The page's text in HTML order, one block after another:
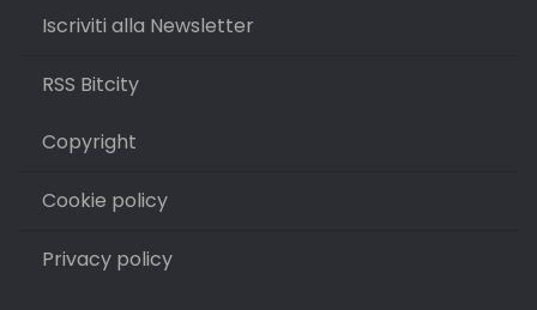
Iscriviti alla Newsletter
RSS Bitcity
Copyright
Cookie policy
Privacy policy